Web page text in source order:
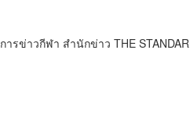
รข่าวกีฬา สำนักข่าว THE